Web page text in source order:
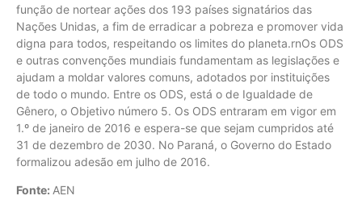
função de nortear ações dos 193 países signatários das
Nações Unidas, a fim de erradicar a pobreza e promover vida
digna para todos, respeitando os limites do planeta.rnOs ODS
e outras convenções mundiais fundamentam as legislações e
ajudam a moldar valores comuns, adotados por instituições
de todo o mundo. Entre os ODS, está o de Igualdade de
Gênero, o Objetivo número 5. Os ODS entraram em vigor em
1.º de janeiro de 2016 e espera-se que sejam cumpridos até
31 de dezembro de 2030. No Paraná, o Governo do Estado
formalizou adesão em julho de 2016.
Fonte: AEN